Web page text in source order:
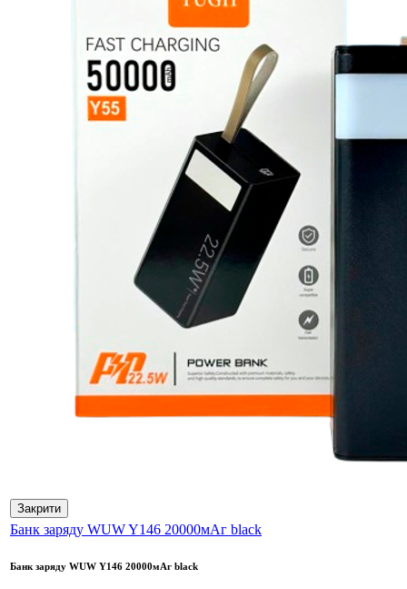
Закрити
Банк заряду WUW Y146 20000мАг black
Банк заряду WUW Y146 20000мАг black